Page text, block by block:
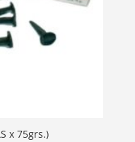
x 75grs.)